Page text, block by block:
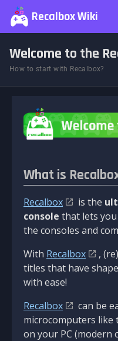
Recalbox Wiki
Welcome to the
How to start with Recalbox?
What is
Recalbox is the
console that lets
the consoles and
With Recalbox
,
titles that have
with ease!
Recalbox
can be
microcomputers like
on your PC (modern